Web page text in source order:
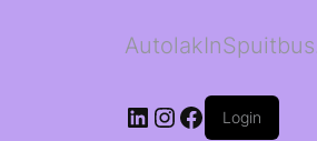
LinkedIn
Instagram
Facebook
Login